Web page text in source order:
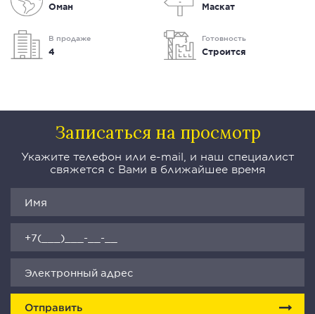
Оман Маскат
В продаже
4
Готовность
Строится
Записаться на просмотр
Укажите телефон или e-mail, и наш специалист
свяжется с Вами в ближайшее время
Отправить